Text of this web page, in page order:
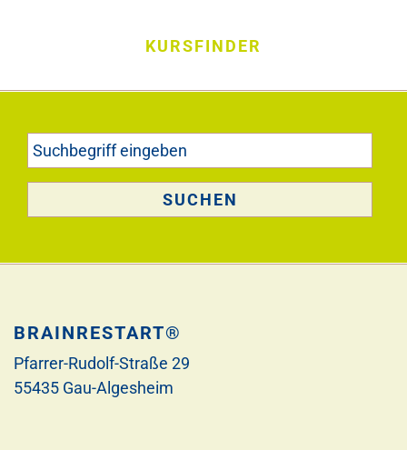
KURSFINDER
BRAINRESTART®
Pfarrer-Rudolf-Straße 29
55435 Gau-Algesheim